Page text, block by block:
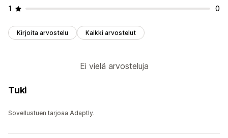
1 0
Kirjoita arvostelu Kaikki arvostelut
Ei vielä arvosteluja
Tuki
Sovellustuen tarjoaa Adaptly.